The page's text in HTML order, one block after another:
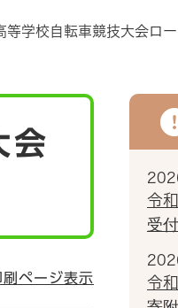
等学校自転車競技大会ロ
会
刷ページ表示
令
受
令